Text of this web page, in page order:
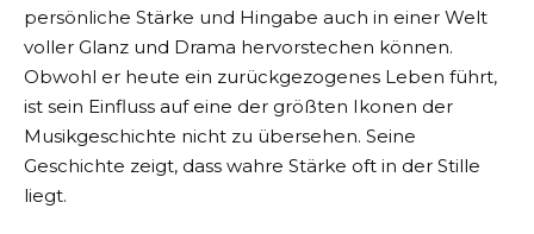
persönliche Stärke und Hingabe auch in einer Welt
voller Glanz und Drama hervorstechen können.
Obwohl er heute ein zurückgezogenes Leben führt,
ist sein Einfluss auf eine der größten Ikonen der
Musikgeschichte nicht zu übersehen. Seine
Geschichte zeigt, dass wahre Stärke oft in der Stille
liegt.